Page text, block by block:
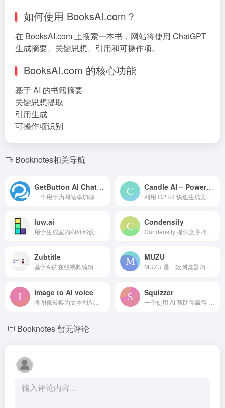
如何使用 BooksAI.com？
在 BooksAI.com 上搜索一本书，网站将使用 ChatGPT
生成摘要、关键思想、引用和可操作项。
BooksAI.com 的核心功能
基于 AI 的书籍摘要
关键思想提取
引用生成
可操作项识别
Booknotes相关导航
GetButton AI Chatbots for Websites Candle AI – Powered by ChatGPT
luw.ai Condensify
Zubtitle MUZU
Image to AI voice Squizzer
Booknotes暂无评论